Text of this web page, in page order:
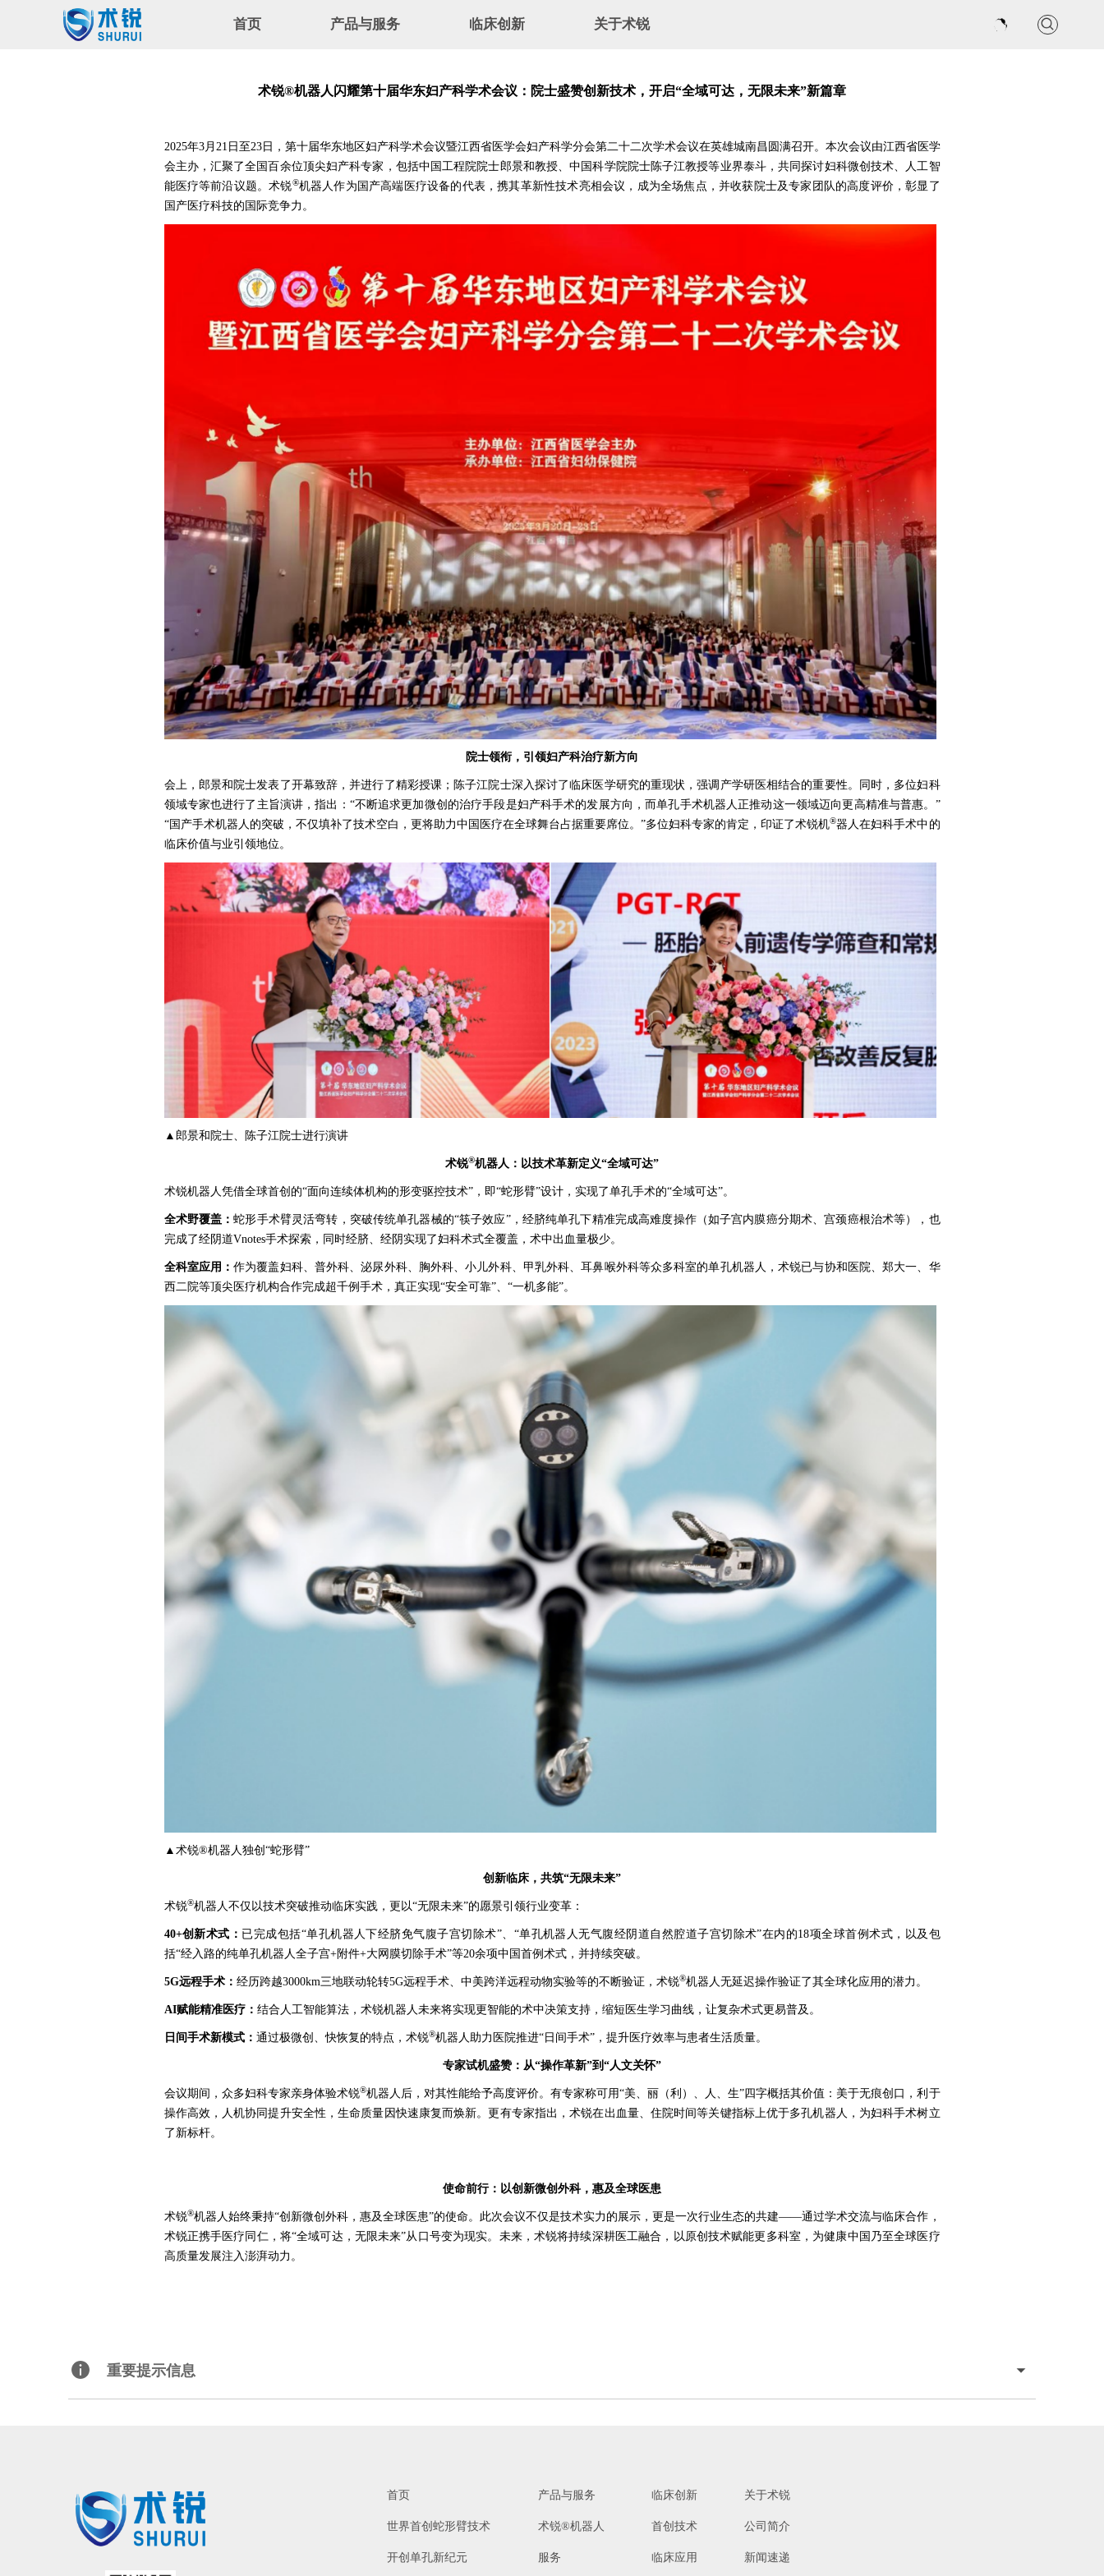
首页 产品与服务 临床创新 关于术锐
术锐®机器人闪耀第十届华东妇产科学术会议：院士盛赞创新技术，开启“全域可达，无限未来”新篇章
2025年3月21日至23日，第十届华东地区妇产科学术会议暨江西省医学会妇产科学分会第二十二次学术会议在英雄城南昌圆满召开。本次会议由江西省医学
会主办，汇聚了全国百余位顶尖妇产科专家，包括中国工程院院士郎景和教授、中国科学院院士陈子江教授等业界泰斗，共同探讨妇科微创技术、人工智
能医疗等前沿议题。术锐®机器人作为国产高端医疗设备的代表，携其革新性技术亮相会议，成为全场焦点，并收获院士及专家团队的高度评价，彰显了
国产医疗科技的国际竞争力。
院士领衔，引领妇产科治疗新方向
会上，郎景和院士发表了开幕致辞，并进行了精彩授课；陈子江院士深入探讨了临床医学研究的重现状，强调产学研医相结合的重要性。同时，多位妇科
领域专家也进行了主旨演讲，指出：“不断追求更加微创的治疗手段是妇产科手术的发展方向，而单孔手术机器人正推动这一领域迈向更高精准与普惠。”
“国产手术机器人的突破，不仅填补了技术空白，更将助力中国医疗在全球舞台占据重要席位。”多位妇科专家的肯定，印证了术锐机®器人在妇科手术中的
临床价值与业引领地位。
▲郎景和院士、陈子江院士进行演讲
术锐®机器人：以技术革新定义“全域可达”
术锐机器人凭借全球首创的“面向连续体机构的形变驱控技术”，即“蛇形臂”设计，实现了单孔手术的“全域可达”。
全术野覆盖：蛇形手术臂灵活弯转，突破传统单孔器械的“筷子效应”，经脐纯单孔下精准完成高难度操作（如子宫内膜癌分期术、宫颈癌根治术等），也
完成了经阴道Vnotes手术探索，同时经脐、经阴实现了妇科术式全覆盖，术中出血量极少。
全科室应用：作为覆盖妇科、普外科、泌尿外科、胸外科、小儿外科、甲乳外科、耳鼻喉外科等众多科室的单孔机器人，术锐已与协和医院、郑大一、华
西二院等顶尖医疗机构合作完成超千例手术，真正实现“安全可靠”、“一机多能”。
▲术锐®机器人独创“蛇形臂”
创新临床，共筑“无限未来”
术锐®机器人不仅以技术突破推动临床实践，更以“无限未来”的愿景引领行业变革：
40+创新术式： 已完成包括“单孔机器人下经脐免气腹子宫切除术”、“单孔机器人无气腹经阴道自然腔道子宫切除术”在内的18项全球首例术式，以及包
括“经入路的纯单孔机器人全子宫+附件+大网膜切除手术”等20余项中国首例术式，并持续突破。
5G远程手术： 经历跨越3000km三地联动轮转5G远程手术、中美跨洋远程动物实验等的不断验证，术锐®机器人无延迟操作验证了其全球化应用的潜力。
AI赋能精准医疗： 结合人工智能算法，术锐机器人未来将实现更智能的术中决策支持，缩短医生学习曲线，让复杂术式更易普及。
日间手术新模式： 通过极微创、快恢复的特点，术锐®机器人助力医院推进“日间手术”，提升医疗效率与患者生活质量。
专家试机盛赞：从“操作革新”到“人文关怀”
会议期间，众多妇科专家亲身体验术锐®机器人后，对其性能给予高度评价。有专家称可用“美、丽（利）、人、生”四字概括其价值：美于无痕创口，利于
操作高效，人机协同提升安全性，生命质量因快速康复而焕新。更有专家指出，术锐在出血量、住院时间等关键指标上优于多孔机器人，为妇科手术树立
了新标杆。
使命前行：以创新微创外科，惠及全球医患
术锐®机器人始终秉持“创新微创外科，惠及全球医患”的使命。此次会议不仅是技术实力的展示，更是一次行业生态的共建——通过学术交流与临床合作，
术锐正携手医疗同仁，将“全域可达，无限未来”从口号变为现实。未来，术锐将持续深耕医工融合，以原创技术赋能更多科室，为健康中国乃至全球医疗
高质量发展注入澎湃动力。
重要提示信息
术锐® 、SHURUI®等是北京术锐机器人股份有限公司所拥有的注册商标，未经许可，不得使用。 首页
世界首创蛇形臂技术
开创单孔新纪元
产品与服务
术锐®机器人
服务
临床创新
首创技术
临床应用
关于术锐
公司简介
新闻速递